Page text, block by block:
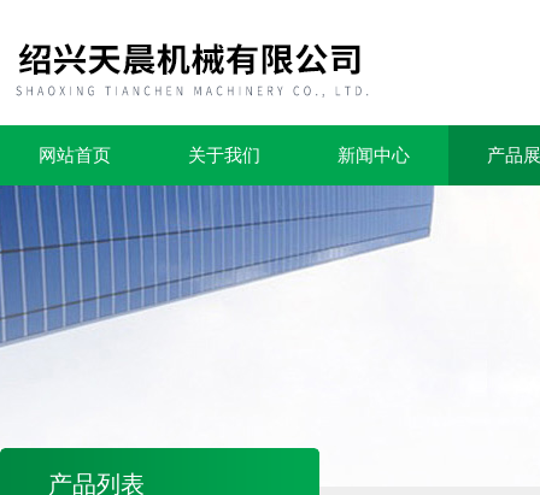
网站首页 关于我们 新闻中心 产品
产品列表